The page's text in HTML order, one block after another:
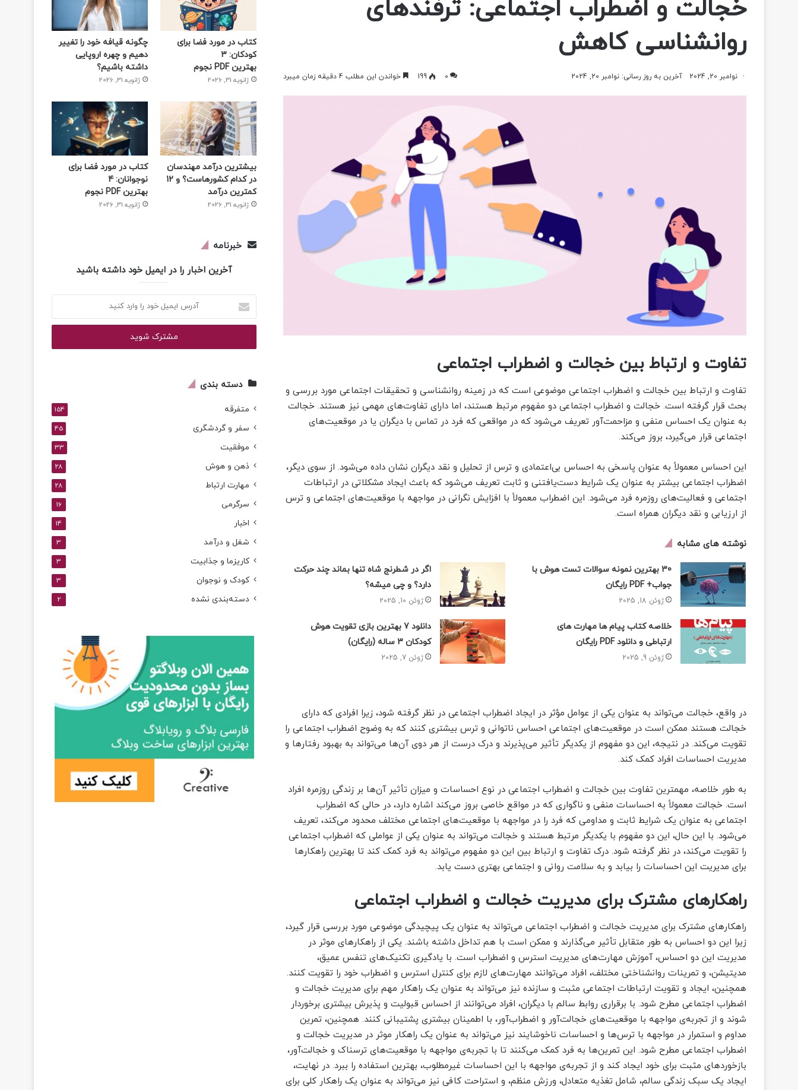
خجالت و اضطراب اجتماعی: ترفندهای
روانشناسی کاهش
نوامبر 20, 2024 آخرین به روز رسانی: نوامبر 20, 2024 0
199 خواندن این مطلب 4 دقیقه زمان میبرد
تفاوت و ارتباط بین خجالت و اضطراب اجتماعی
تفاوت و ارتباط بین خجالت و اضطراب اجتماعی موضوعی است که در زمینه روانشناسی و تحقیقات اجتماعی مورد بررسی و
بحث قرار گرفته است. خجالت و اضطراب اجتماعی دو مفهوم مرتبط هستند، اما دارای تفاوت‌های مهمی نیز هستند. خجالت
به عنوان یک احساس منفی و مزاحمت‌آور تعریف می‌شود که در مواقعی که فرد در تماس با دیگران یا در موقعیت‌های
اجتماعی قرار می‌گیرد، بروز می‌کند.
این احساس معمولاً به عنوان پاسخی به احساس بی‌اعتمادی و ترس از تحلیل و نقد دیگران نشان داده می‌شود. از سوی دیگر،
اضطراب اجتماعی بیشتر به عنوان یک شرایط دست‌یافتنی و ثابت تعریف می‌شود که باعث ایجاد مشکلاتی در ارتباطات
اجتماعی و فعالیت‌های روزمره فرد می‌شود. این اضطراب معمولاً با افزایش نگرانی در مواجهه با موقعیت‌های اجتماعی و ترس
از ارزیابی و نقد دیگران همراه است.
نوشته های مشابه
30 بهترین نمونه سوالات تست هوش با
جواب+ PDF رایگان
ژوئن 18, 2025
اگر در شطرنج شاه تنها بماند چند حرکت
دارد؟ و چی میشه؟
ژوئن 10, 2025
خلاصه کتاب پیام ها مهارت های
ارتباطی و دانلود PDF رایگان
ژوئن 9, 2025
دانلود 7 بهترین بازی تقویت هوش
کودکان 3 ساله (رایگان)
ژوئن 7, 2025
در واقع، خجالت می‌تواند به عنوان یکی از عوامل مؤثر در ایجاد اضطراب اجتماعی در نظر گرفته شود، زیرا افرادی که دارای
خجالت هستند ممکن است در موقعیت‌های اجتماعی احساس ناتوانی و ترس بیشتری کنند که به وضوح اضطراب اجتماعی را
تقویت می‌کند. در نتیجه، این دو مفهوم از یکدیگر تأثیر می‌پذیرند و درک درست از هر دوی آن‌ها می‌تواند به بهبود رفتارها و
مدیریت احساسات افراد کمک کند.
به طور خلاصه، مهمترین تفاوت بین خجالت و اضطراب اجتماعی در نوع احساسات و میزان تأثیر آن‌ها بر زندگی روزمره افراد
است. خجالت معمولاً به احساسات منفی و ناگواری که در مواقع خاصی بروز می‌کند اشاره دارد، در حالی که اضطراب
اجتماعی به عنوان یک شرایط ثابت و مداومی که فرد را در مواجهه با موقعیت‌های اجتماعی مختلف محدود می‌کند، تعریف
می‌شود. با این حال، این دو مفهوم با یکدیگر مرتبط هستند و خجالت می‌تواند به عنوان یکی از عواملی که اضطراب اجتماعی
را تقویت می‌کند، در نظر گرفته شود. درک تفاوت و ارتباط بین این دو مفهوم می‌تواند به فرد کمک کند تا بهترین راهکارها
برای مدیریت این احساسات را بیابد و به سلامت روانی و اجتماعی بهتری دست یابد.
راهکارهای مشترک برای مدیریت خجالت و اضطراب اجتماعی
راهکارهای مشترک برای مدیریت خجالت و اضطراب اجتماعی می‌تواند به عنوان یک پیچیدگی موضوعی مورد بررسی قرار گیرد،
زیرا این دو احساس به طور متقابل تأثیر می‌گذارند و ممکن است با هم تداخل داشته باشند. یکی از راهکارهای موثر در
مدیریت این دو احساس، آموزش مهارت‌های مدیریت استرس و اضطراب است. با یادگیری تکنیک‌های تنفس عمیق،
مدیتیشن، و تمرینات روانشناختی مختلف، افراد می‌توانند مهارت‌های لازم برای کنترل استرس و اضطراب خود را تقویت کنند.
همچنین، ایجاد و تقویت ارتباطات اجتماعی مثبت و سازنده نیز می‌تواند به عنوان یک راهکار مهم برای مدیریت خجالت و
اضطراب اجتماعی مطرح شود. با برقراری روابط سالم با دیگران، افراد می‌توانند از احساس قبولیت و پذیرش بیشتری برخوردار
شوند و از تجربه‌ی مواجهه با موقعیت‌های خجالت‌آور و اضطراب‌آور، با اطمینان بیشتری پشتیبانی کنند. همچنین، تمرین
مداوم و استمرار در مواجهه با ترس‌ها و احساسات ناخوشایند نیز می‌تواند به عنوان یک راهکار موثر در مدیریت خجالت و
اضطراب اجتماعی مطرح شود. این تمرین‌ها به فرد کمک می‌کنند تا با تجربه‌ی مواجهه با موقعیت‌های ترسناک و خجالت‌آور،
بازخوردهای مثبت برای خود ایجاد کند و از تجربه‌ی مواجهه با این احساسات غیرمطلوب، بهترین استفاده را ببرد. در نهایت،
ایجاد یک سبک زندگی سالم، شامل تغذیه متعادل، ورزش منظم، و استراحت کافی نیز می‌تواند به عنوان یک راهکار کلی برای
کتاب در مورد فضا برای
کودکان: 3
بهترین PDF نجوم
ژانویه 31, 2026
چگونه قیافه خود را تغییر
دهیم و چهره اروپایی
داشته باشیم؟
ژانویه 31, 2026
بیشترین درآمد مهندسان
در کدام کشورهاست؟ و 12
کمترین درآمد
ژانویه 31, 2026
کتاب در مورد فضا برای
نوجوانان: 4
بهترین PDF نجوم
ژانویه 31, 2026
خبرنامه
آخرین اخبار را در ایمیل خود داشته باشید
ایمیل
خود
وارد
دسته بندی
متفرقه 154
سفر و گردشگری 45
موفقیت 33
ذهن و هوش 28
مهارت ارتباط 28
سرگرمی 16
اخبار 14
شغل و درآمد 3
کاریزما و جذابیت 3
کودک و نوجوان 3
دسته‌بندی نشده 2